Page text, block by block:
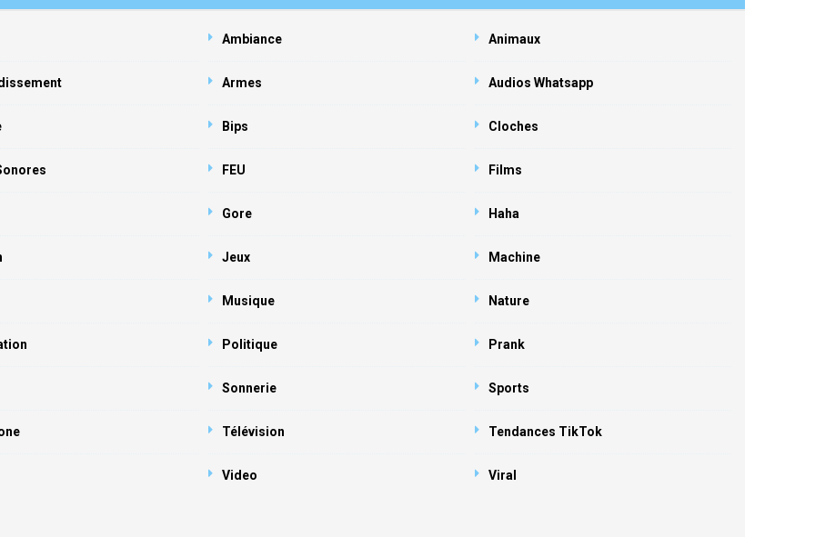
Ambiance Animaux
Armes Audios Whatsapp
Bips Cloches
FEU Films
Gore Haha
Jeux Machine
Musique Nature
Politique Prank
Sonnerie Sports
Télévision Tendances TikTok
Video Viral